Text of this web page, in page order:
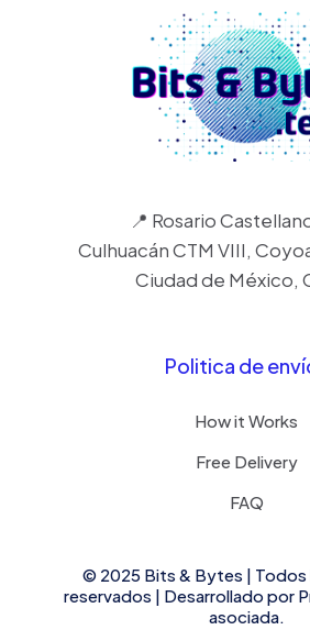
📍 Rosario
Culhuacán CTM VIII,
Ciudad de México,
Politica de
How it Works
Free Delivery
FAQ
© 2025 Bits & Bytes | Todos
reservados | Desarrollado por
asociada.